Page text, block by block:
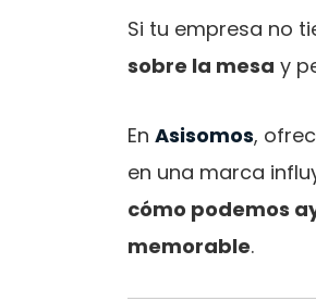
Si tu empresa no
sobre la mesa y
En Asisomos,
en una marca
cómo podemos
memorable.